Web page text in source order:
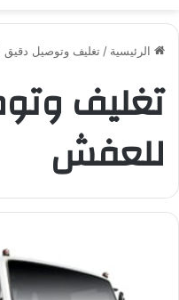
الرئيسية / تغليف وتوصيل
تغليف
للعفش